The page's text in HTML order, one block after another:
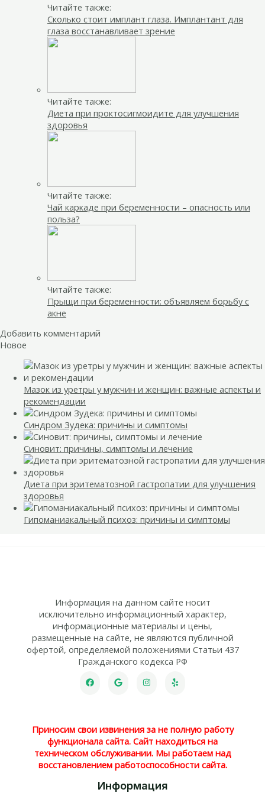
Читайте также:
Сколько стоит имплант глаза. Имплантант для
глаза восстанавливает зрение
Читайте также:
Диета при проктосигмоидите для улучшения
здоровья
Читайте также:
Чай каркаде при беременности – опасность или
польза?
Читайте также:
Прыщи при беременности: объявляем борьбу с
акне
Добавить комментарий
Новое
Мазок из уретры у мужчин и женщин: важные аспекты и
рекомендации
Синдром Зудека: причины и симптомы
Синовит: причины, симптомы и лечение
Диета при эритематозной гастропатии для улучшения
здоровья
Гипоманиакальный психоз: причины и симптомы
Информация на данном сайте носит
исключительно информационный характер,
информационные материалы и цены,
размещенные на сайте, не являются публичной
офертой, определяемой положениями Статьи 437
Гражданского кодекса РФ
Приносим свои извинения за не полную работу
функционала сайта. Сайт находиться на
техническом обслуживании. Мы работаем над
восстановлением работоспособности сайта.
Информация